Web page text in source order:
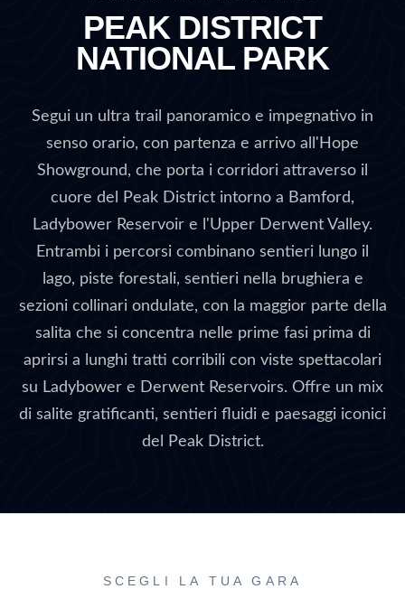
PEAK DISTRICT
NATIONAL PARK
Segui un ultra trail panoramico e impegnativo in
senso orario, con partenza e arrivo all'Hope
Showground, che porta i corridori attraverso il
cuore del Peak District intorno a Bamford,
Ladybower Reservoir e l'Upper Derwent Valley.
Entrambi i percorsi combinano sentieri lungo il
lago, piste forestali, sentieri nella brughiera e
sezioni collinari ondulate, con la maggior parte della
salita che si concentra nelle prime fasi prima di
aprirsi a lunghi tratti corribili con viste spettacolari
su Ladybower e Derwent Reservoirs. Offre un mix
di salite gratificanti, sentieri fluidi e paesaggi iconici
del Peak District.
SCEGLI LA TUA GARA